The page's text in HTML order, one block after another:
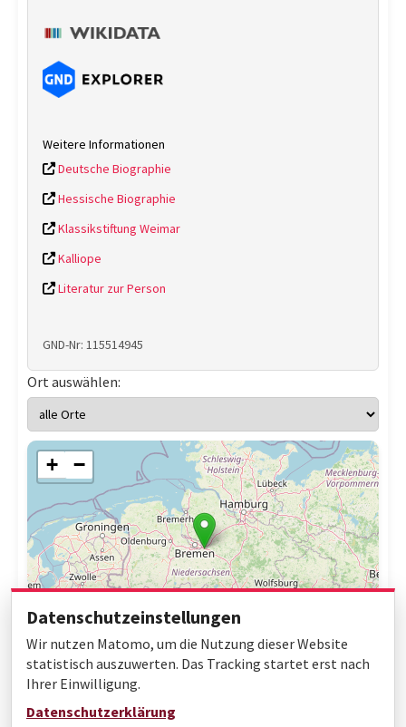
Weitere Informationen
Deutsche Biographie
Hessische Biographie
Klassikstiftung Weimar
Kalliope
Literatur zur Person
GND-Nr: 115514945
Ort auswählen:
+ −
Datenschutzeinstellungen
Wir nutzen Matomo, um die Nutzung dieser Website
statistisch auszuwerten. Das Tracking startet erst nach
Ihrer Einwilligung.
Datenschutzerklärung